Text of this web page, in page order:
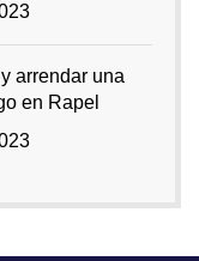
arrendar una
en Rapel